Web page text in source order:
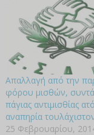
Απαλλαγή από την
φόρου μισθών,
πάγιας αντιμισθίας
αναπηρία
25 Φεβρουαρίου,